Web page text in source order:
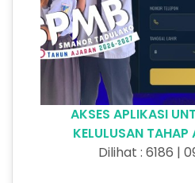
AKSES APLIKASI
KELULUSAN TAHAP
Dilihat : 6186 |